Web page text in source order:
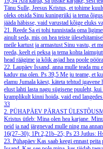
Tänu Sulle, Jeesus Kristus, et tohime
oleks otsida Sinu kuningriiki ja tema
jääda häbisse, vaid varustad kõige eluks
21. Reede Sa ei tohi tunnistada oma
ainult seda, mis on hea teiste
meile kartust ja armastust Sinu vastu, et
reeda, keelt ei peksa ja tema kohta
head räägime ja kõik asjad hea poole
22. Laupäev Issand, anna mulle teada mu
kaduv ma olen. Ps 39,5 Me ju teame, et
elamu Jumala käest, käteta tehtud igavene
elust lahti lasta nagu sügisene puuleht,
kramplikult kinni hoida, vaid end
33
2. PÜHAPÄEV PÄRAST
Kristus ütleb: Mina olen hea karjane.
neid ja nad järgnevad mulle ning ma
16(27–30); 1Pt 2,21b–25; Ps 23 Jutlus:
23. Pühapäev Kas saab keegi ennast